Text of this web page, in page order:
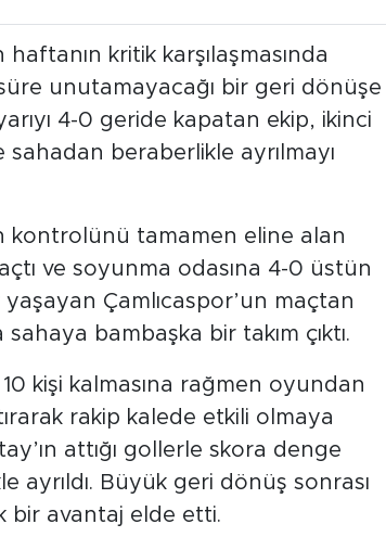
kritik karşılaşmasında
unutamayacağı bir geri dönüşe
4-0 geride kapatan ekip, ikinci
beraberlikle ayrılmayı
kontrolünü tamamen eline alan
ve soyunma odasına 4-0 üstün
Çamlıcaspor’un maçtan
bambaşka bir takım çıktı.
kişi kalmasına rağmen oyundan
rakip kalede etkili olmaya
attığı gollerle skora denge
ayrıldı. Büyük geri dönüş sonrası
bir avantaj elde etti.